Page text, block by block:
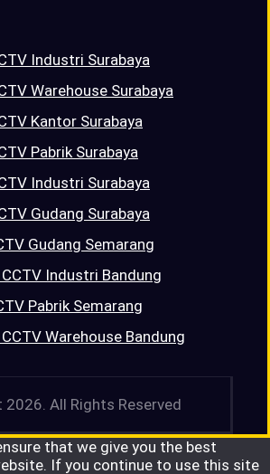
Industri Surabaya
Warehouse Surabaya
Kantor Surabaya
Pabrik Surabaya
Industri Surabaya
Gudang Surabaya
Gudang Semarang
Industri Bandung
Pabrik Semarang
Warehouse Bandung
All Rights Reserved
that we give you the best
If you continue to use this site